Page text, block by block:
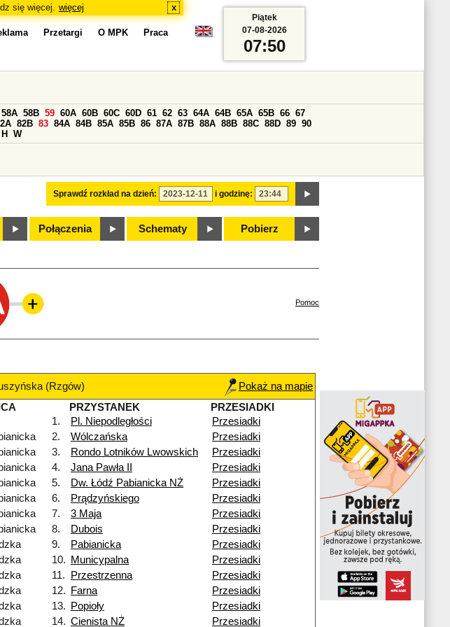
się więcej. więcej x
Przetargi O MPK Praca
Sprawdź rozkład na dzień: i godzinę:
58A 58B 59 60A 60B 60C 60D 61 62 63 64A 64B 65A 65B 66 67
82B 83 84A 84B 85A 85B 86 87A 87B 88A 88B 88C 88D 89 90
H W
Połączenia Schematy Pobierz
Piątek
07-08-2026
07:50
Pomoc
(Rzgów)
Pokaż na mapie
PRZYSTANEK
PRZESIADKI
1.
Pl. Niepodległości
Przesiadki
2. Wólczańska
Przesiadki
3. Rondo Lotników Lwowskich
Przesiadki
4. Jana Pawła II
Przesiadki
5. Dw. Łódź Pabianicka NŻ
Przesiadki
6. Prądzyńskiego
Przesiadki
7. 3 Maja
Przesiadki
8. Dubois
Przesiadki
9. Pabianicka
Przesiadki
10. Municypalna
Przesiadki
11. Przestrzenna
Przesiadki
12. Farna
Przesiadki
13. Popioły
Przesiadki
14. Cienista NŻ Przesiadki